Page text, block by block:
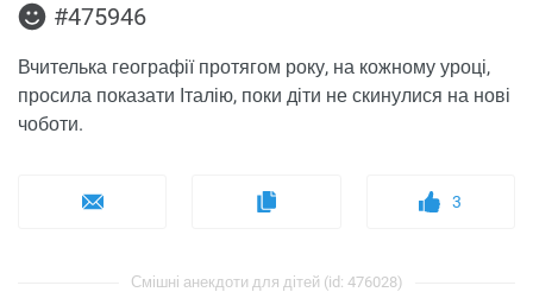
#475946
Вчителька географії протягом року, на кожному уроці,
просила показати Італію, поки діти не скинулися на нові
чоботи.
3
Смішні анекдоти для дітей (id: 476028)